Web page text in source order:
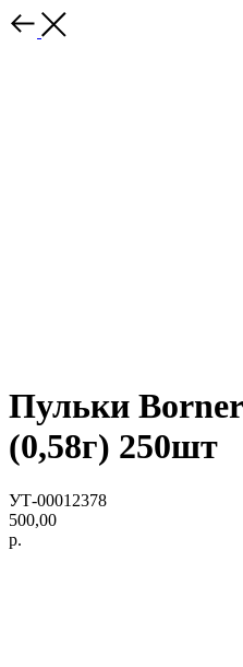
Пульки
(0,58г) 250шт
УТ-00012378
500,00
р.